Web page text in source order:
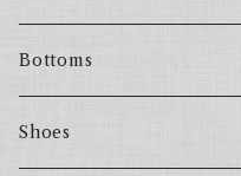
Bottoms
Shoes